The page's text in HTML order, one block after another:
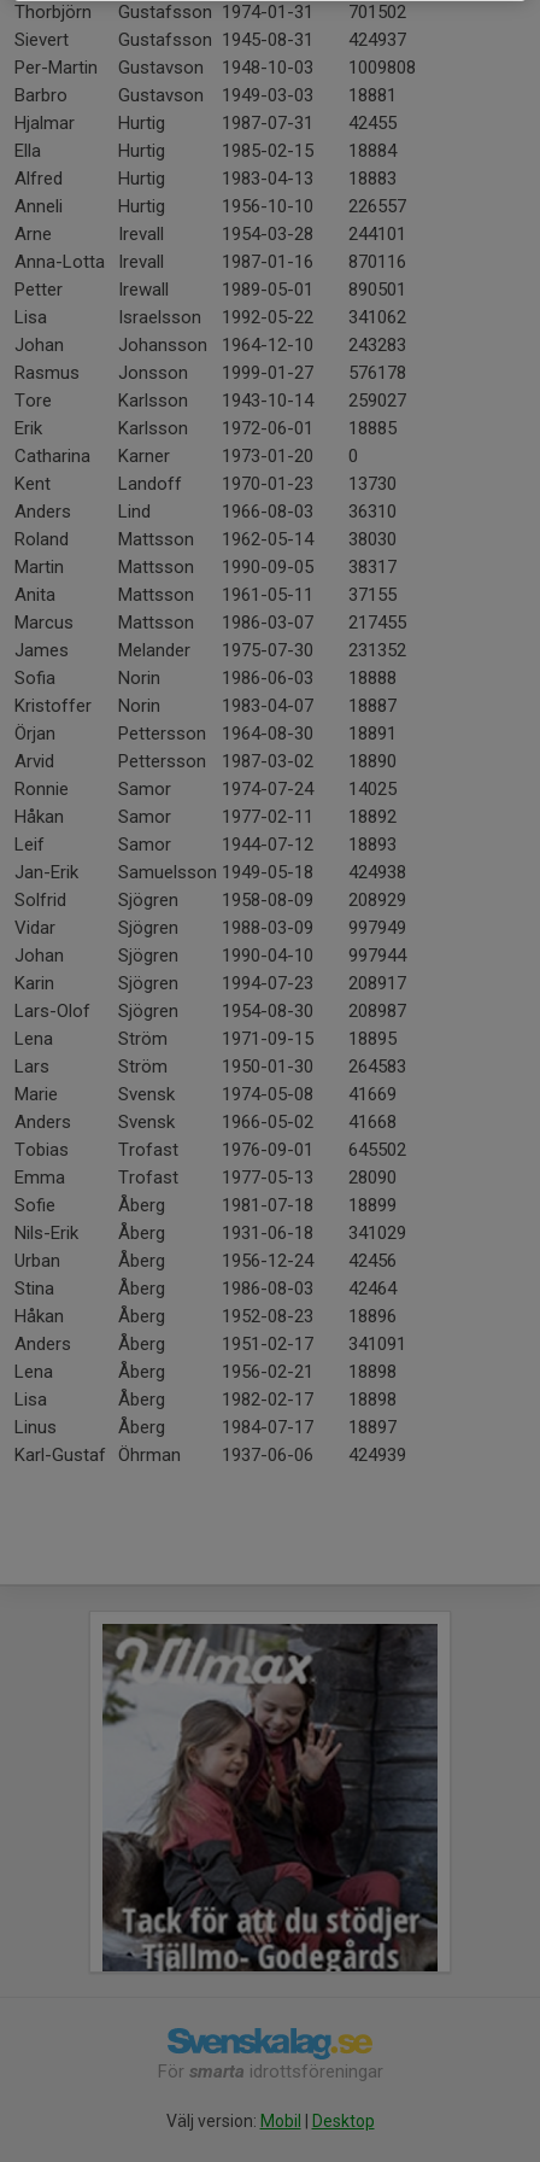
Thorbjörn
Gustafsson 1974-01-31
701502
Sievert
Gustafsson 1945-08-31
424937
Per-Martin
Gustavson 1948-10-03
1009808
Barbro
Gustavson 1949-03-03
18881
Hjalmar
Hurtig 1987-07-31
42455
Ella
Hurtig 1985-02-15
18884
Alfred
Hurtig 1983-04-13
18883
Anneli
Hurtig 1956-10-10
226557
Arne
Irevall 1954-03-28
244101
Anna-Lotta
Irevall 1987-01-16
870116
Petter
Irewall 1989-05-01
890501
Lisa
Israelsson 1992-05-22
341062
Johan
Johansson 1964-12-10
243283
Rasmus
Jonsson 1999-01-27
576178
Tore
Karlsson 1943-10-14
259027
Erik
Karlsson 1972-06-01
18885
Catharina
Karner 1973-01-20
0
Kent
Landoff 1970-01-23
13730
Anders
Lind 1966-08-03
36310
Roland
Mattsson 1962-05-14
38030
Martin
Mattsson 1990-09-05
38317
Anita
Mattsson 1961-05-11
37155
Marcus
Mattsson 1986-03-07
217455
James
Melander 1975-07-30
231352
Sofia
Norin 1986-06-03
18888
Kristoffer
Norin 1983-04-07
18887
Örjan
Pettersson 1964-08-30
18891
Arvid
Pettersson 1987-03-02
18890
Ronnie
Samor 1974-07-24
14025
Håkan
Samor 1977-02-11
18892
Leif
Samor 1944-07-12
18893
Jan-Erik
Samuelsson 1949-05-18
424938
Solfrid
Sjögren 1958-08-09
208929
Vidar
Sjögren 1988-03-09
997949
Johan
Sjögren 1990-04-10
997944
Karin
Sjögren 1994-07-23
208917
Lars-Olof
Sjögren 1954-08-30
208987
Lena
Ström 1971-09-15
18895
Lars
Ström 1950-01-30
264583
Marie
Svensk 1974-05-08
41669
Anders
Svensk 1966-05-02
41668
Tobias
Trofast 1976-09-01
645502
Emma
Trofast 1977-05-13
28090
Sofie
Åberg 1981-07-18
18899
Nils-Erik
Åberg 1931-06-18
341029
Urban
Åberg 1956-12-24
42456
Stina
Åberg 1986-08-03
42464
Håkan
Åberg 1952-08-23
18896
Anders
Åberg 1951-02-17
341091
Lena
Åberg 1956-02-21
18898
Lisa
Åberg 1982-02-17
18898
Linus
Åberg 1984-07-17
18897
Karl-Gustaf
Öhrman 1937-06-06 424939
För smarta idrottsföreningar
Välj version: Mobil Desktop